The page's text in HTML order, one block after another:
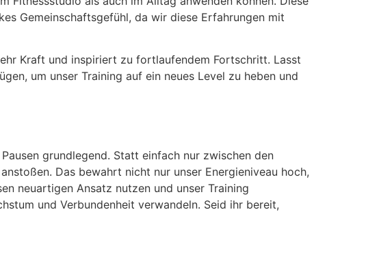
Gemeinschaftsgefühl, da wir diese Erfahrungen mit
Kraft und inspiriert zu fortlaufendem Fortschritt. Lasst
um unser Training auf ein neues Level zu heben und
grundlegend. Statt einfach nur zwischen den
Das bewahrt nicht nur unser Energieniveau hoch,
neuartigen Ansatz nutzen und unser Training
und Verbundenheit verwandeln. Seid ihr bereit,